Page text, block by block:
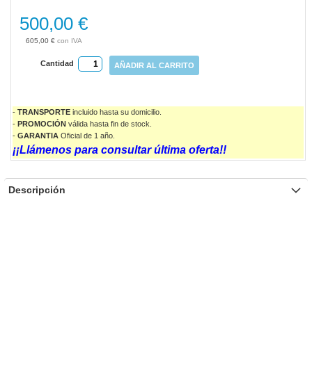
605,00 €
500,00 €
Cantidad AÑADIR AL CARRITO
- TRANSPORTE incluido hasta su domicilio.
- PROMOCIÓN válida hasta fin de stock.
- GARANTIA Oficial de 1 año.
¡¡Llámenos para consultar última oferta!!
Descripción